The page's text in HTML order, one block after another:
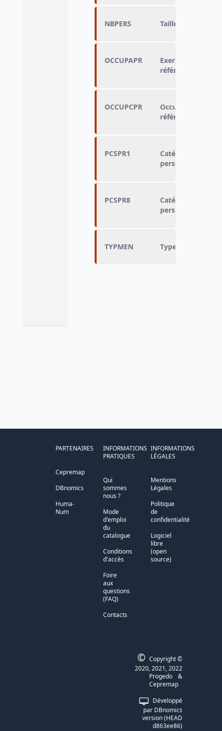
NBPERS Taille du ménage
OCCUPAPR
Exercice d'une
référence
OCCUPCPR
Occupation
référence
PCSPR1
Catégorie
personne de
PCSPR8
Catégorie
personne de
TYPMEN Type de ménage
PARTENAIRES
Cepremap
DBnomics
Huma-
Num
INFORMATIONS
PRATIQUES
Qui
sommes
nous ?
Mode
d'emploi
du
catalogue
Conditions
d'accès
Foire
aux
questions
(FAQ)
Contacts
INFORMATIONS
LÉGALES
Mentions
Légales
Politique
de
confidentialité
Logiciel
libre
(open
source)
Développé
par DBnomics
version (HEAD
d863ee86)
© Copyright ©
2020, 2021, 2022
Progedo
&
Cepremap